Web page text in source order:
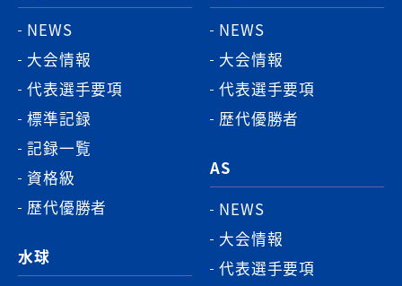
NEWS
大会情報
代表選手要項
標準記録
記録一覧
資格級
歴代優勝者
水球
NEWS
大会情報
代表選手要項
歴代優勝者
AS
NEWS
大会情報
代表選手要項